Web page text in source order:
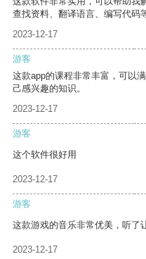
查找资料、翻译语言、编写代码
2023-12-17
游客
这款app的课程非常丰富，可以
己感兴趣的知识。
2023-12-17
游客
这个软件很好用
2023-12-17
游客
这款游戏的音乐非常优美，听了
2023-12-17